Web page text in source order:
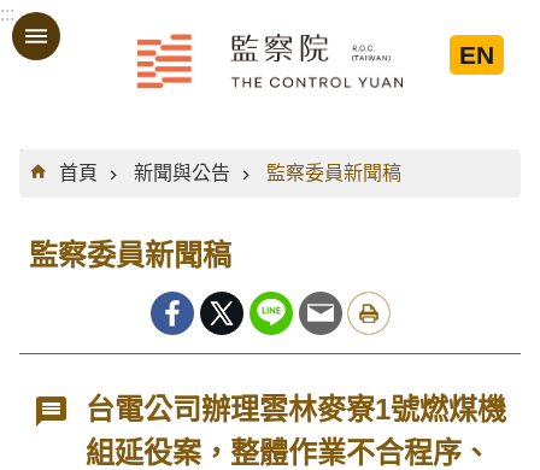
跳到主要內容區塊
:::
EN
:::
首頁
新聞與公告 監察委員新聞稿
監察委員新聞稿
台電公司辦理雲林麥寮1號燃煤機
組延役案，整體作業不合程序、